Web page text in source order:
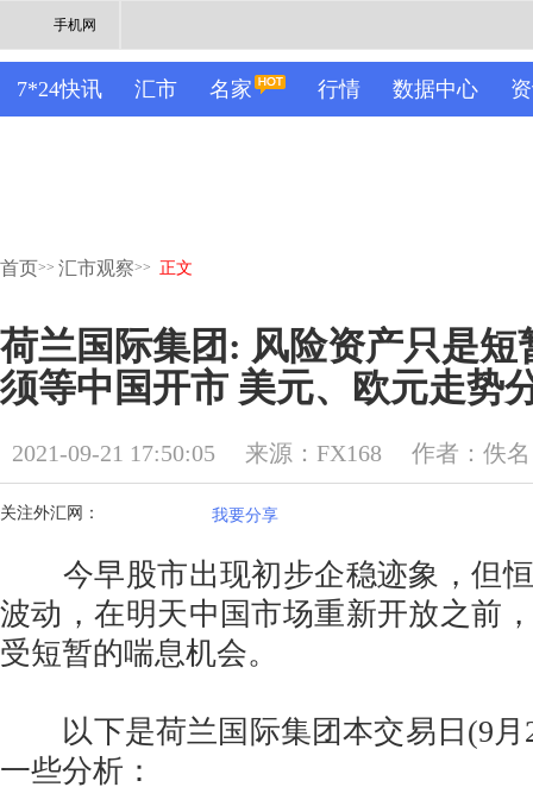
手机网
7*24快讯 汇市 名家 行情 数据中心
首页>> 汇市观察>> 正文
荷兰国际集团: 风险资产只是短
须等中国开市 美元、欧元走势
2021-09-21 17:50:05 来源：FX168 作者：佚名
关注外汇网： 我要分享
今早股市出现初步企稳迹象，但恒
波动，在明天中国市场重新开放之前
受短暂的喘息机会。
以下是荷兰国际集团本交易日(9月
一些分析：